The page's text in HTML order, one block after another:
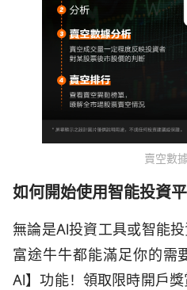
賣空數
如何開始使用智能投資
無論是AI投資工具或智能投
富途牛牛都能滿足你的需
AI】功能！領取限時開戶